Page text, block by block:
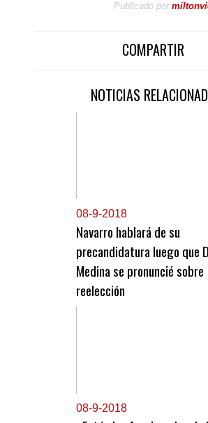
Publicado por
COMPARTIR
NOTICIAS
08-9-2018
Navarro hablará de su
precandidatura luego que
Medina se pronuncié sobre
reelección
08-9-2018